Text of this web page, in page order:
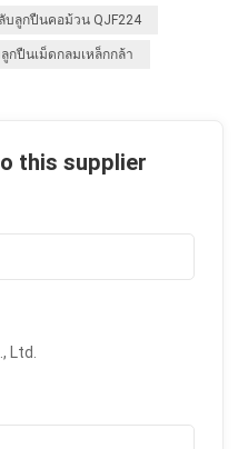
บลูกปืนคอม้วน QJF224
กปืนเม็ดกลมเหล็กกล้า
this supplier
Ltd.